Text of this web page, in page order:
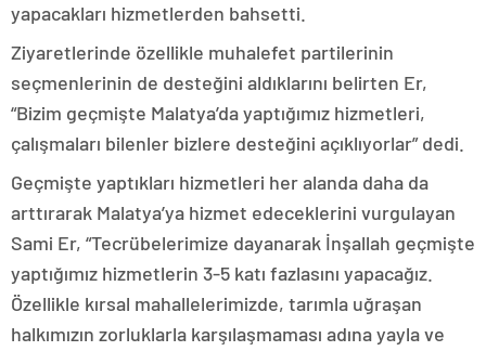
yapacakları hizmetlerden bahsetti.
Ziyaretlerinde özellikle muhalefet partilerinin
seçmenlerinin de desteğini aldıklarını belirten Er,
“Bizim geçmişte Malatya’da yaptığımız hizmetleri,
çalışmaları bilenler bizlere desteğini açıklıyorlar” dedi.
Geçmişte yaptıkları hizmetleri her alanda daha da
arttırarak Malatya’ya hizmet edeceklerini vurgulayan
Sami Er, “Tecrübelerimize dayanarak İnşallah geçmişte
yaptığımız hizmetlerin 3-5 katı fazlasını yapacağız.
Özellikle kırsal mahallelerimizde, tarımla uğraşan
halkımızın zorluklarla karşılaşmaması adına yayla ve